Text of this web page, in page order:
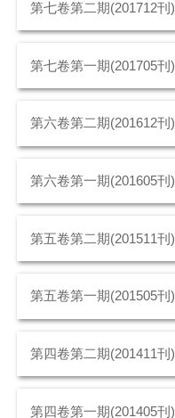
第七卷第二期(201712刊)
第七卷第一期(201705刊)
第六卷第二期(201612刊)
第六卷第一期(201605刊)
第五卷第二期(201511刊)
第五卷第一期(201505刊)
第四卷第二期(201411刊)
第四卷第一期(201405刊)